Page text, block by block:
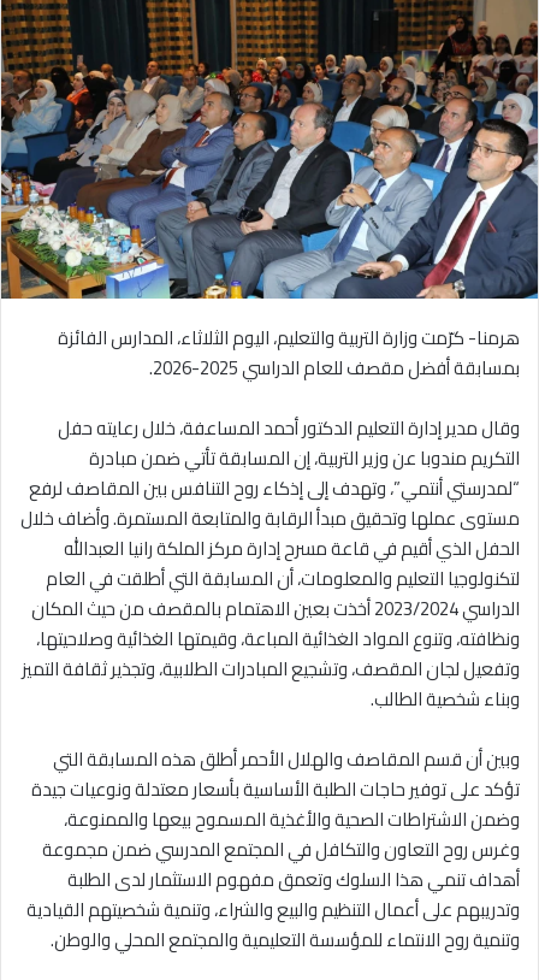
هرمنا- كرّمت وزارة التربية والتعليم، اليوم الثلاثاء، المدارس الفائزة
بمسابقة أفضل مقصف للعام الدراسي 2025-2026.
وقال مدير إدارة التعليم الدكتور أحمد المساعفة، خلال رعايته حفل
التكريم مندوبا عن وزير التربية، إن المسابقة تأتي ضمن مبادرة
“لمدرستي أنتمي”، وتهدف إلى إذكاء روح التنافس بين المقاصف لرفع
مستوى عملها وتحقيق مبدأ الرقابة والمتابعة المستمرة. وأضاف خلال
الحفل الذي أقيم في قاعة مسرح إدارة مركز الملكة رانيا العبدالله
لتكنولوجيا التعليم والمعلومات، أن المسابقة التي أطلقت في العام
الدراسي 2023/2024 أخذت بعين الاهتمام بالمقصف من حيث المكان
ونظافته، وتنوع المواد الغذائية المباعة، وقيمتها الغذائية وصلاحيتها،
وتفعيل لجان المقصف، وتشجيع المبادرات الطلابية، وتجذير ثقافة التميز
وبناء شخصية الطالب.
وبين أن قسم المقاصف والهلال الأحمر أطلق هذه المسابقة التي
تؤكد على توفير حاجات الطلبة الأساسية بأسعار معتدلة ونوعيات جيدة
وضمن الاشتراطات الصحية والأغذية المسموح بيعها والممنوعة،
وغرس روح التعاون والتكافل في المجتمع المدرسي ضمن مجموعة
أهداف تنمي هذا السلوك وتعمق مفهوم الاستثمار لدى الطلبة
وتدريبهم على أعمال التنظيم والبيع والشراء، وتنمية شخصيتهم القيادية
وتنمية روح الانتماء للمؤسسة التعليمية والمجتمع المحلي والوطن.